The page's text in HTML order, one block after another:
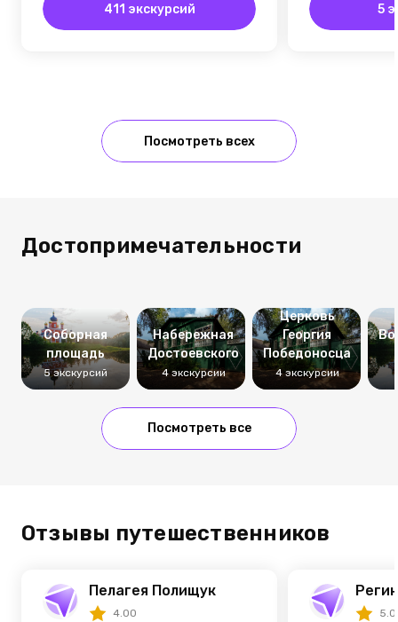
411 экскурсий 5
Посмотреть всех
Достопримечательности
Соборная
площадь
5 экскурсий
Набережная
Достоевского
4 экскурсии
Церковь
Георгия
Победоносца
4 экскурсии
Посмотреть все
Отзывы путешественников
Пелагея Полищук
4.00